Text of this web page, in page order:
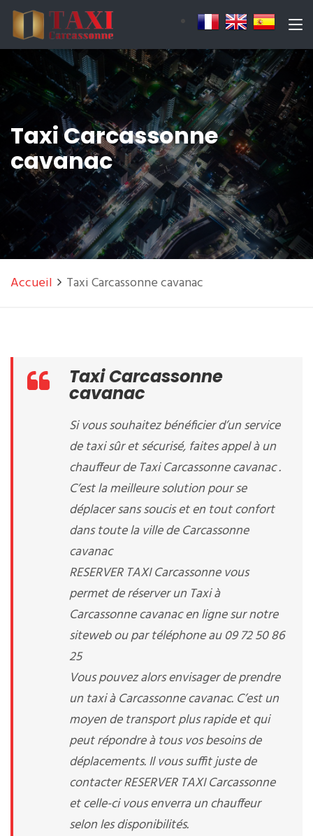
Taxi Carcassonne
cavanac
Accueil Taxi Carcassonne cavanac
Taxi Carcassonne
cavanac
Si vous souhaitez bénéficier d’un service
de taxi sûr et sécurisé, faites appel à un
chauffeur de Taxi Carcassonne cavanac .
C’est la meilleure solution pour se
déplacer sans soucis et en tout confort
dans toute la ville de Carcassonne
cavanac
RESERVER TAXI Carcassonne vous
permet de réserver un Taxi à
Carcassonne cavanac en ligne sur notre
siteweb ou par téléphone au 09 72 50 86
25
Vous pouvez alors envisager de prendre
un taxi à Carcassonne cavanac. C’est un
moyen de transport plus rapide et qui
peut répondre à tous vos besoins de
déplacements. Il vous suffit juste de
contacter RESERVER TAXI Carcassonne
et celle-ci vous enverra un chauffeur
selon les disponibilités.